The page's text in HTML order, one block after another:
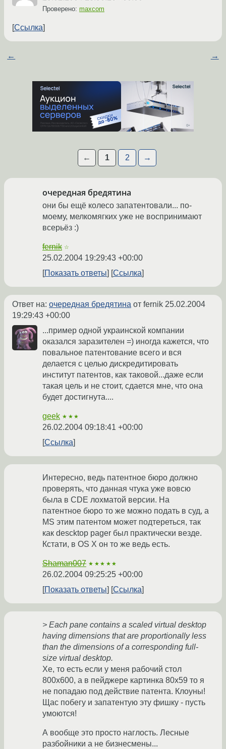
Проверено: maxcom
Ссылка
← →
← 1 2 →
очередная бредятина
они бы ещё колесо запатентовали... по-
моему, мелкомягких уже не воспринимают
всерьёз :)
fernik ☆
25.02.2004 19:29:43 +00:00
Показать ответы
Ссылка
Ответ на: очередная бредятина от fernik 25.02.2004
19:29:43 +00:00
...пример одной украинской компании
оказался заразителен =) иногда кажется, что
повальное патентование всего и вся
делается с целью дискредитировать
институт патентов, как таковой...даже если
такая цель и не стоит, сдается мне, что она
будет достигнута....
geek ★★★
26.02.2004 09:18:41 +00:00
Ссылка
Интересно, ведь патентное бюро должно
проверять, что данная чтука уже вовсю
была в CDE лохматой версии. На
патентное бюро то же можно подать в суд, а
MS этим патентом может подтереться, так
как descktop pager был практически везде.
Кстати, в OS X он то же ведь есть.
Shaman007 ★★★★★
26.02.2004 09:25:25 +00:00
Показать ответы
Ссылка
> Each pane contains a scaled virtual desktop
having dimensions that are proportionally less
than the dimensions of a corresponding full-
size virtual desktop.
Хе, то есть если у меня рабочий стол
800х600, а в пейджере картинка 80x59 то я
не попадаю под действие патента. Клоуны!
Щас побегу и запатентую эту фишку - пусть
умоются!
А вообще это просто наглость. Лесные
разбойники а не бизнесмены...